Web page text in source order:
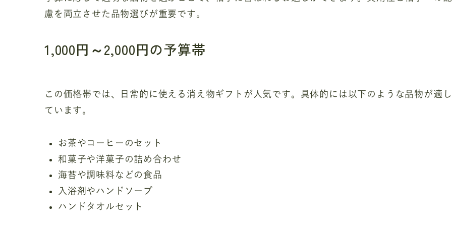
慮を両立させた品物選びが重要です。
1,000円～2,000円の予算帯
この価格帯では、日常的に使える消え物ギフトが人気です。具体的には以下のような品物が適し
ています。
お茶やコーヒーのセット
和菓子や洋菓子の詰め合わせ
海苔や調味料などの食品
入浴剤やハンドソープ
ハンドタオルセット